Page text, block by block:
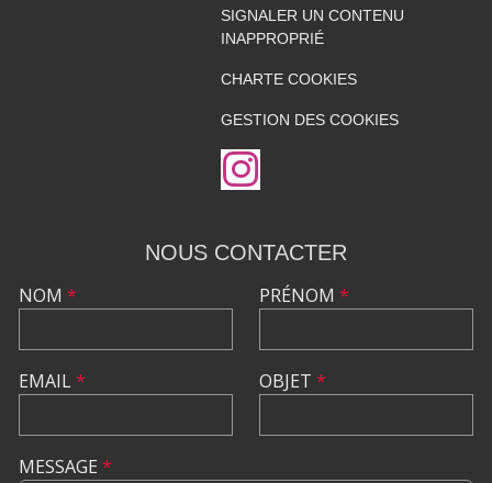
SIGNALER UN CONTENU
INAPPROPRIÉ
CHARTE COOKIES
GESTION DES COOKIES
NOUS CONTACTER
NOM *
EMAIL*
PRÉNOM *
OBJET *
MESSAGE *